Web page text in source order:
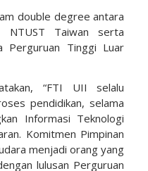
double degree antara
NTUST Taiwan serta
Perguruan Tinggi Luar
“FTI UII selalu
pendidikan, selama
Informasi Teknologi
Komitmen Pimpinan
menjadi orang yang
lulusan Perguruan